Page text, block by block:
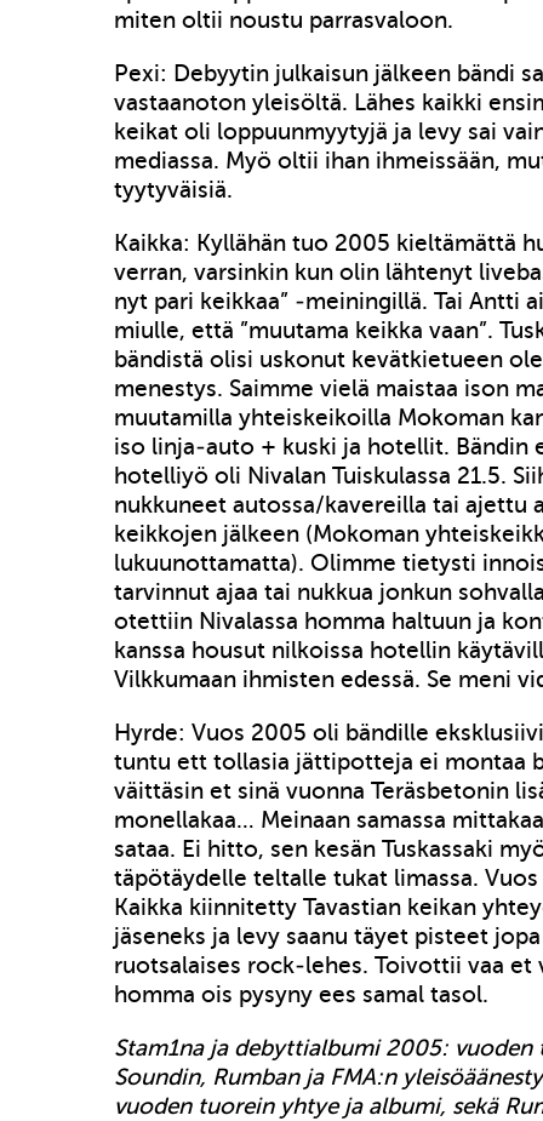
miten oltii noustu parrasvaloon.
Pexi: Debyytin julkaisun jälkeen bändi
vastaanoton yleisöltä. Lähes kaikki
keikat oli loppuunmyytyjä ja levy sai
mediassa. Myö oltii ihan ihmeissään,
tyytyväisiä.
Kaikka: Kyllähän tuo 2005 kieltämättä
verran, varsinkin kun olin lähtenyt
nyt pari keikkaa” -meiningillä. Tai Antti
miulle, että ”muutama keikka vaan”.
bändistä olisi uskonut kevätkietueen
menestys. Saimme vielä maistaa ison
muutamilla yhteiskeikoilla Mokoman
iso linja-auto + kuski ja hotellit. Bändin
hotelliyö oli Nivalan Tuiskulassa 21.5.
nukkuneet autossa/kavereilla tai ajettu
keikkojen jälkeen (Mokoman
lukuunottamatta). Olimme tietysti
tarvinnut ajaa tai nukkua jonkun
otettiin Nivalassa homma haltuun ja
kanssa housut nilkoissa hotellin
Vilkkumaan ihmisten edessä. Se meni
Hyrde: Vuos 2005 oli bändille
tuntu ett tollasia jättipotteja ei montaa
väittäsin et sinä vuonna Teräsbetonin
monellakaa… Meinaan samassa
sataa. Ei hitto, sen kesän Tuskassaki
täpötäydelle teltalle tukat limassa.
Kaikka kiinnitetty Tavastian keikan
jäseneks ja levy saanu täyet pisteet
ruotsalaises rock-lehes. Toivottii vaa et
homma ois pysyny ees samal tasol.
Stam1na ja debyttialbumi 2005: vuoden
Soundin, Rumban ja FMA:n
vuoden tuorein yhtye ja albumi, sekä